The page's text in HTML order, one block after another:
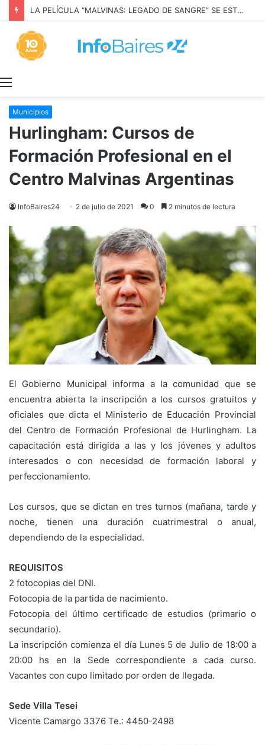
LA PELÍCULA “MALVINAS: LEGADO DE SANGRE” SE ESTRENARÁ EN PRIME VIDEO
Municipios
Hurlingham: Cursos de
Formación Profesional en el
Centro Malvinas Argentinas
InfoBaires24 2 de julio de 2021 0 2 minutos de lectura
El Gobierno Municipal informa a la comunidad que se
encuentra abierta la inscripción a los cursos gratuitos y
oficiales que dicta el Ministerio de Educación Provincial
del Centro de Formación Profesional de Hurlingham. La
capacitación está dirigida a las y los jóvenes y adultos
interesados o con necesidad de formación laboral y
perfeccionamiento.
Los cursos, que se dictan en tres turnos (mañana, tarde y
noche, tienen una duración cuatrimestral o anual,
dependiendo de la especialidad.
REQUISITOS
2 fotocopias del DNI.
Fotocopia de la partida de nacimiento.
Fotocopia del último certificado de estudios (primario o
secundario).
La inscripción comienza el día Lunes 5 de Julio de 18:00 a
20:00 hs en la Sede correspondiente a cada curso.
Vacantes con cupo limitado por orden de llegada.
Sede Villa Tesei
Vicente Camargo 3376 Te.: 4450-2498